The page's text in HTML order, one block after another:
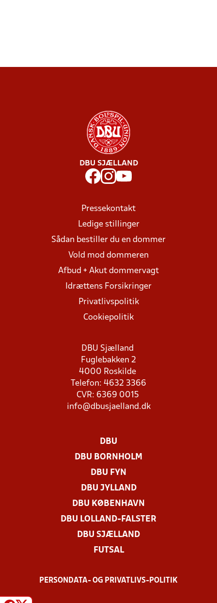
DBU SJÆLLAND
Pressekontakt
Ledige stillinger
Sådan bestiller du en dommer
Vold mod dommeren
Afbud + Akut dommervagt
Idrættens Forsikringer
Privatlivspolitik
Cookiepolitik
DBU Sjælland
Fuglebakken 2
4000 Roskilde
Telefon: 4632 3366
CVR: 6369 0015
info@dbusjaelland.dk
DBU
DBU BORNHOLM
DBU FYN
DBU JYLLAND
DBU KØBENHAVN
DBU LOLLAND-FALSTER
DBU SJÆLLAND
FUTSAL
PERSONDATA- OG PRIVATLIVS-POLITIK